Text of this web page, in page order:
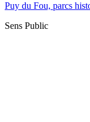
Puy du Fou, parcs
Sens Public